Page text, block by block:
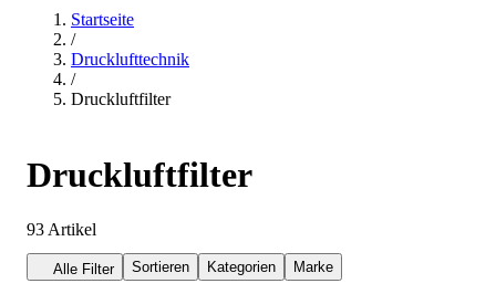
Startseite
/
Drucklufttechnik
/
Druckluftfilter
Druckluftfilter
93 Artikel
Alle Filter Sortieren Kategorien Marke